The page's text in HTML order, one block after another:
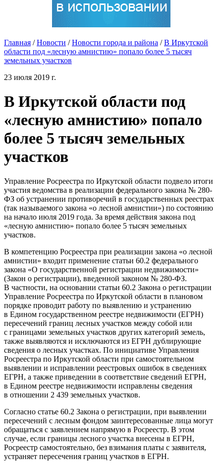
Главная / Новости / Новости города и района / В Иркутской
области под «лесную амнистию» попало более 5 тысяч
земельных участков
23 июля 2019 г.
В Иркутской области под
«лесную амнистию» попало
более 5 тысяч земельных
участков
Управление Росреестра по Иркутской области подвело итоги
участия ведомства в реализации федерального закона № 280-
ФЗ об устранении противоречий в государственных реестрах
(так называемого закона «о лесной амнистии») по состоянию
на начало июля 2019 года. За время действия закона под
«лесную амнистию» попало более 5 тысяч земельных
участков.
В компетенцию Росреестра при реализации закона «о лесной
амнистии» входит применение статьи 60.2 федерального
закона «О государственной регистрации недвижимости»
(Закон о регистрации), введенной законом № 280-ФЗ.
В частности, на основании статьи 60.2 Закона о регистрации
Управление Росреестра по Иркутской области в плановом
порядке проводит работу по выявлению и устранению
в Едином государственном реестре недвижимости (ЕГРН)
пересечений границ лесных участков между собой или
с границами земельных участков других категорий земель,
также выявляются и исключаются из ЕГРН дублирующие
сведения о лесных участках. По инициативе Управления
Росреестра по Иркутской области при самостоятельном
выявлении и исправлении реестровых ошибок в сведениях
ЕГРН, а также приведении в соответствие сведений ЕГРН,
в Едином реестре недвижимости исправлены сведения
в отношении 2 439 земельных участков.
Согласно статье 60.2 Закона о регистрации, при выявлении
пересечений с лесным фондом заинтересованные лица могут
обращаться с заявлением напрямую в Росреестр. В этом
случае, если границы лесного участка внесены в ЕГРН,
Росреестр самостоятельно, без взимания платы с заявителя,
устраняет пересечения границ участков в ЕГРН.